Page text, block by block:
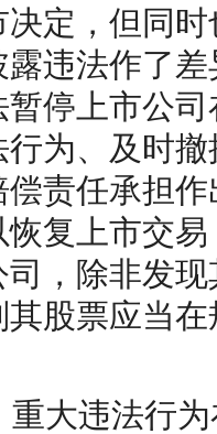
定，但同
违法作了
停上市公
为、及时
偿责任承担
复上市交
，除非发
股票应当
大违法行为